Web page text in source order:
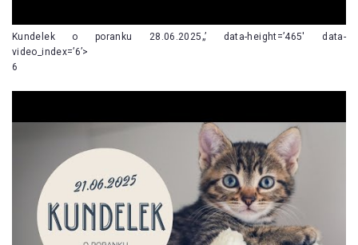
Kundelek o poranku 28.06.2025„’ data-height=’465′ data-
video_index=’6’>
6